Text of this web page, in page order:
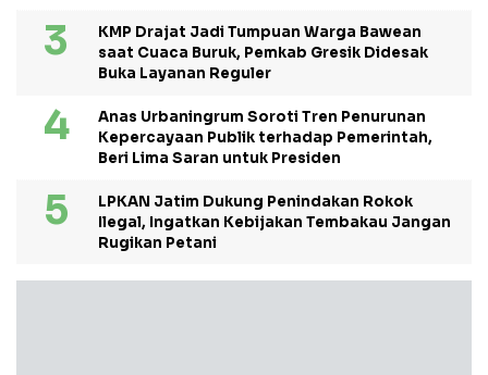
KMP Drajat Jadi Tumpuan Warga Bawean
saat Cuaca Buruk, Pemkab Gresik Didesak
Buka Layanan Reguler
Anas Urbaningrum Soroti Tren Penurunan
Kepercayaan Publik terhadap Pemerintah,
Beri Lima Saran untuk Presiden
LPKAN Jatim Dukung Penindakan Rokok
Ilegal, Ingatkan Kebijakan Tembakau Jangan
Rugikan Petani